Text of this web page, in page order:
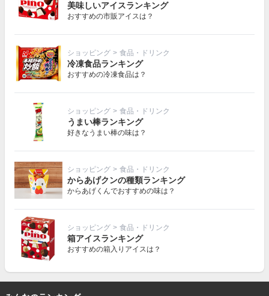
美味しいアイスランキング
おすすめの市販アイスは？
ショッピング > 食品・ドリンク
冷凍食品ランキング
おすすめの冷凍食品は？
ショッピング > 食品・ドリンク
うまい棒ランキング
好きなうまい棒の味は？
ショッピング > 食品・ドリンク
からあげクンの種類ランキング
からあげくんでおすすめの味は？
ショッピング > 食品・ドリンク
箱アイスランキング
おすすめの箱入りアイスは？